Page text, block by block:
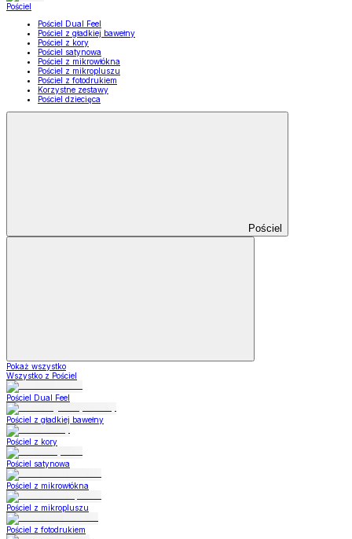
Pościel
Pościel Dual Feel
Pościel z gładkiej bawełny
Pościel z kory
Pościel satynowa
Pościel z mikrowłókna
Pościel z mikropluszu
Pościel z fotodrukiem
Korzystne zestawy
Pościel dziecięca
Pościel
Pokaż wszystko
Wszystko z Pościel
Pościel Dual Feel
Pościel z gładkiej bawełny
Pościel z kory
Pościel satynowa
Pościel z mikrowłókna
Pościel z mikropluszu
Pościel z fotodrukiem